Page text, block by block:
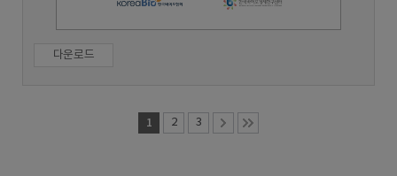
다운로드
1 2 3